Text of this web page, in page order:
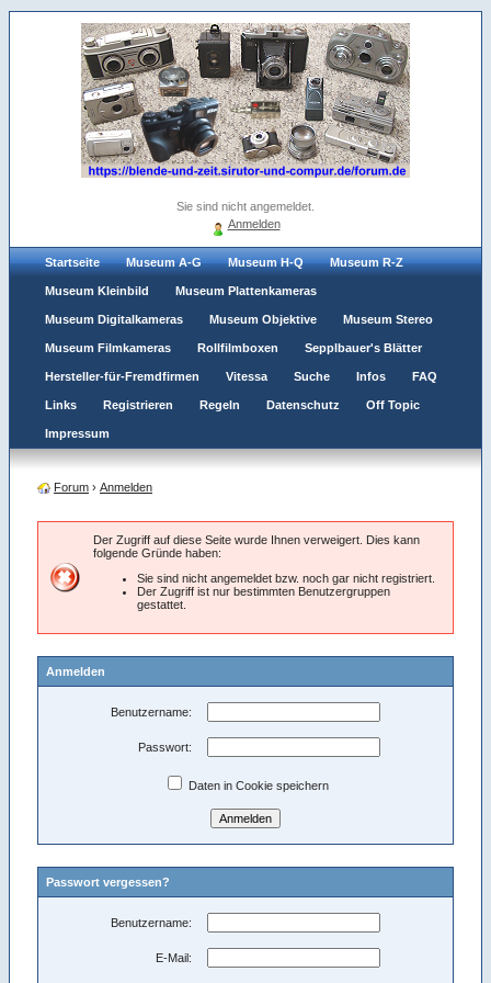
Sie sind nicht angemeldet.
Anmelden
Startseite Museum A-G Museum H-Q Museum R-Z
Museum Kleinbild Museum Plattenkameras
Museum Digitalkameras Museum Objektive Museum Stereo
Museum Filmkameras Rollfilmboxen Sepplbauer's Blätter
Hersteller-für-Fremdfirmen Vitessa Suche Infos FAQ
Links Registrieren Regeln Datenschutz Off Topic
Impressum
Forum › Anmelden
Der Zugriff auf diese Seite wurde Ihnen verweigert. Dies kann
folgende Gründe haben:
Sie sind nicht angemeldet bzw. noch gar nicht registriert.
Der Zugriff ist nur bestimmten Benutzergruppen
gestattet.
Anmelden
Benutzername:
Passwort:
Daten in Cookie speichern
Passwort vergessen?
Benutzername:
E-Mail: